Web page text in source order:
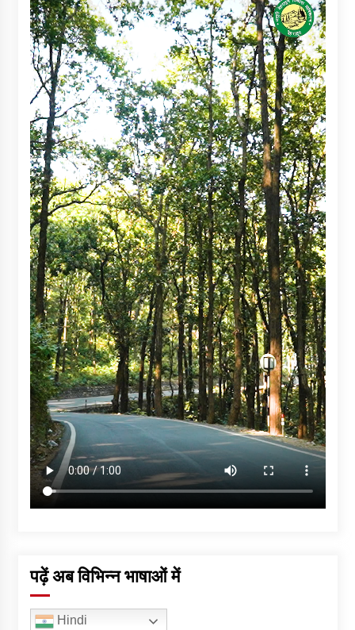
पढ़ें अब विभिन्न भाषाओं में
Hindi